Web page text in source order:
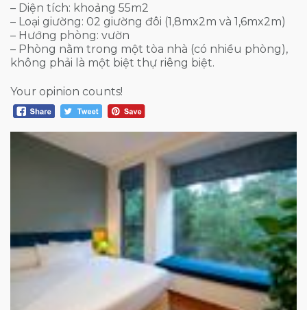
– Diện tích: khoảng 55m2
– Loại giường: 02 giường đôi (1,8mx2m và 1,6mx2m)
– Hướng phòng: vườn
– Phòng nằm trong một tòa nhà (có nhiều phòng),
không phải là một biệt thự riêng biệt.
Your opinion counts!